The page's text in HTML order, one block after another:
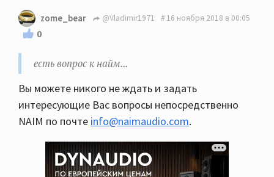
zome_bear @Vladimir1971 16 ноября 2018 в 00:05
0
есть вопрос к найм...
Вы можете никого не ждать и задать
интересующие Вас вопросы непосредственно
NAIM по почте info@naimaudio.com.